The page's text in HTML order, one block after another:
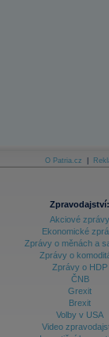
O Patria.cz
Zpravodajství:
Akciové zprávy
Ekonomické
Zprávy o měnách a
Zprávy o
Zprávy o HDP
ČNB
Grexit
Brexit
Volby v USA
Video